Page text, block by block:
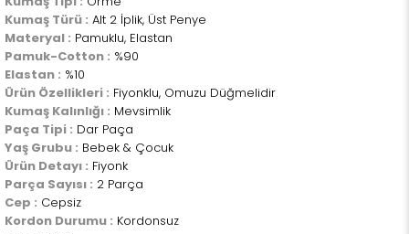
Kumaş Türü : Alt 2 İplik, Üst Penye
Materyal : Pamuklu, Elastan
Pamuk-Cotton : %90
Elastan : %10
Ürün Özellikleri : Fiyonklu, Omuzu Düğmelidir
Kumaş Kalınlığı : Mevsimlik
Paça Tipi : Dar Paça
Yaş Grubu : Bebek & Çocuk
Ürün Detayı : Fiyonk
Parça Sayısı : 2 Parça
Cep : Cepsiz
Kordon Durumu : Kordonsuz